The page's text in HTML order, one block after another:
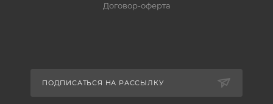
Договор-оферта
ПОДПИСАТЬСЯ НА РАССЫЛКУ